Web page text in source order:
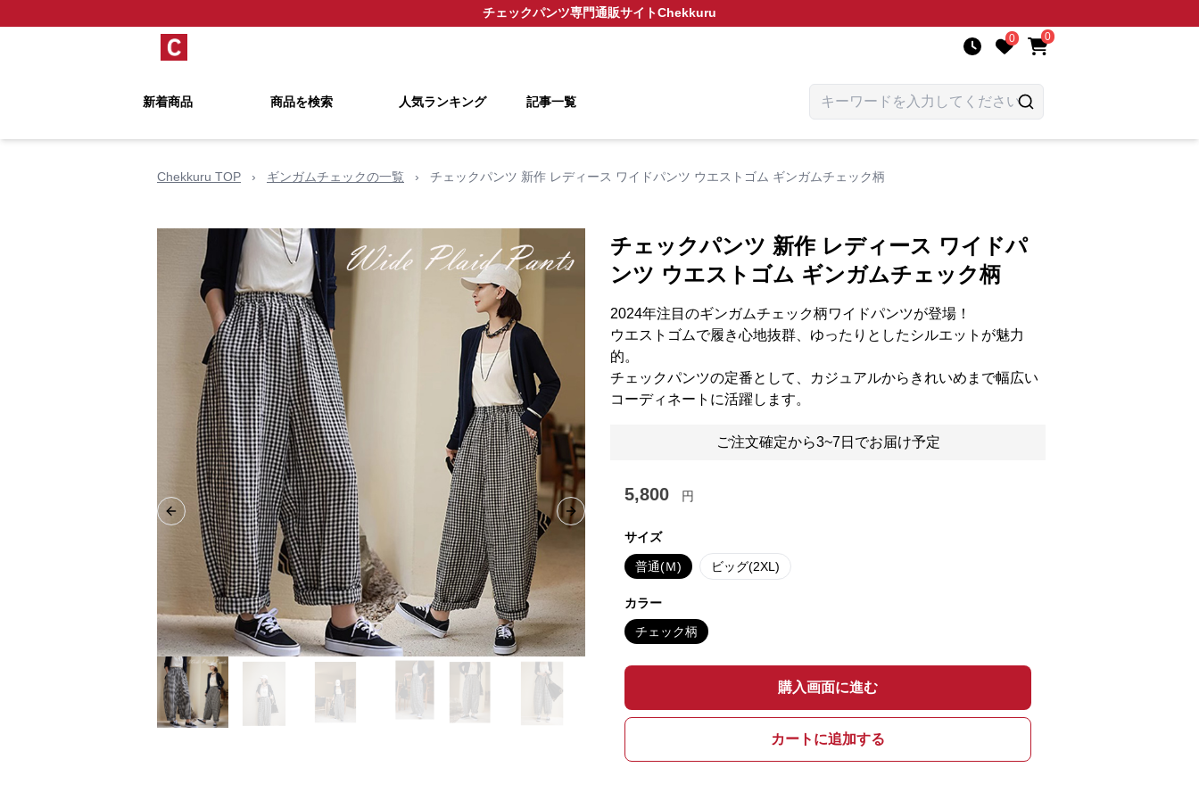
チェックパンツ専門通販サイトChekkuru
0 0
新着商品 商品を検索 人気ランキング 記事一覧
Chekkuru TOP › ギンガムチェックの一覧 › チェックパンツ 新作 レディース ワイドパンツ ウエストゴム ギンガムチェック柄
Previous slide Next slide
チェックパンツ 新作 レディース ワイドパ
ンツ ウエストゴム ギンガムチェック柄
2024年注目のギンガムチェック柄ワイドパンツが登場！
ウエストゴムで履き心地抜群、ゆったりとしたシルエットが魅力
的。
チェックパンツの定番として、カジュアルからきれいめまで幅広い
コーディネートに活躍します。
ご注文確定から3~7日でお届け予定
5,800 円
サイズ
普通(Ｍ) ビッグ(2XL)
カラー
チェック柄
購入画面に進む
カートに追加する